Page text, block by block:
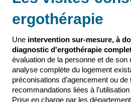
ergothérapie
Une intervention sur-mesure, à
diagnostic d'ergothérapie
évaluation de la personne et de son
analyse complète du logement
préconisations d’agencement ou
recommandations liées à
Prise en charge par les